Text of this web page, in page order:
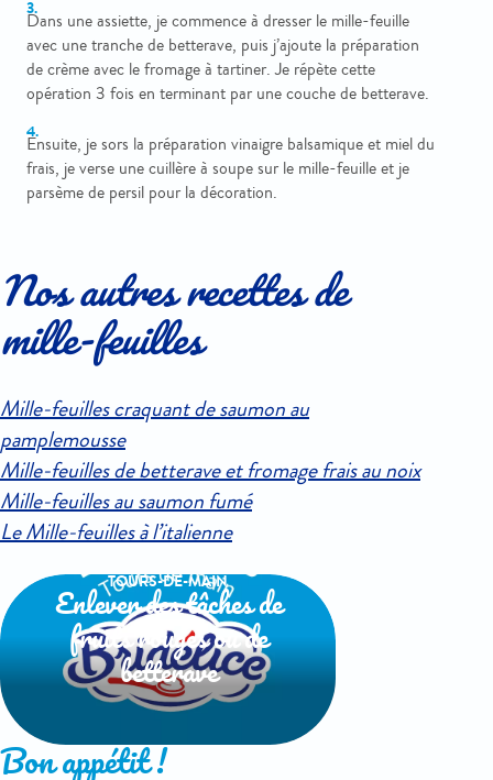
Dans une assiette, je commence à dresser le mille-feuille
avec une tranche de betterave, puis j’ajoute la préparation
de crème avec le fromage à tartiner. Je répète cette
opération 3 fois en terminant par une couche de betterave.
Ensuite, je sors la préparation vinaigre balsamique et miel du
frais, je verse une cuillère à soupe sur le mille-feuille et je
parsème de persil pour la décoration.
Nos autres recettes de
mille-feuilles
Mille-feuilles craquant de saumon au
pamplemousse
Mille-feuilles de betterave et fromage frais au noix
Mille-feuilles au saumon fumé
Le Mille-feuilles à l’italienne
TOURS-DE-MAIN
Enlever des tâches de
fruits rouges ou de
betterave
Bon appétit !